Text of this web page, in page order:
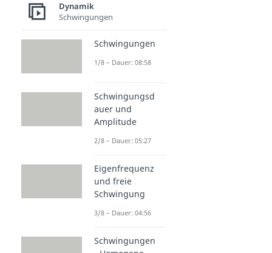
Dynamik
Schwingungen
Schwingungen
1/8 – Dauer: 08:58
Schwingungsd
auer und
Amplitude
2/8 – Dauer: 05:27
Eigenfrequenz
und freie
Schwingung
3/8 – Dauer: 04:56
Schwingungen